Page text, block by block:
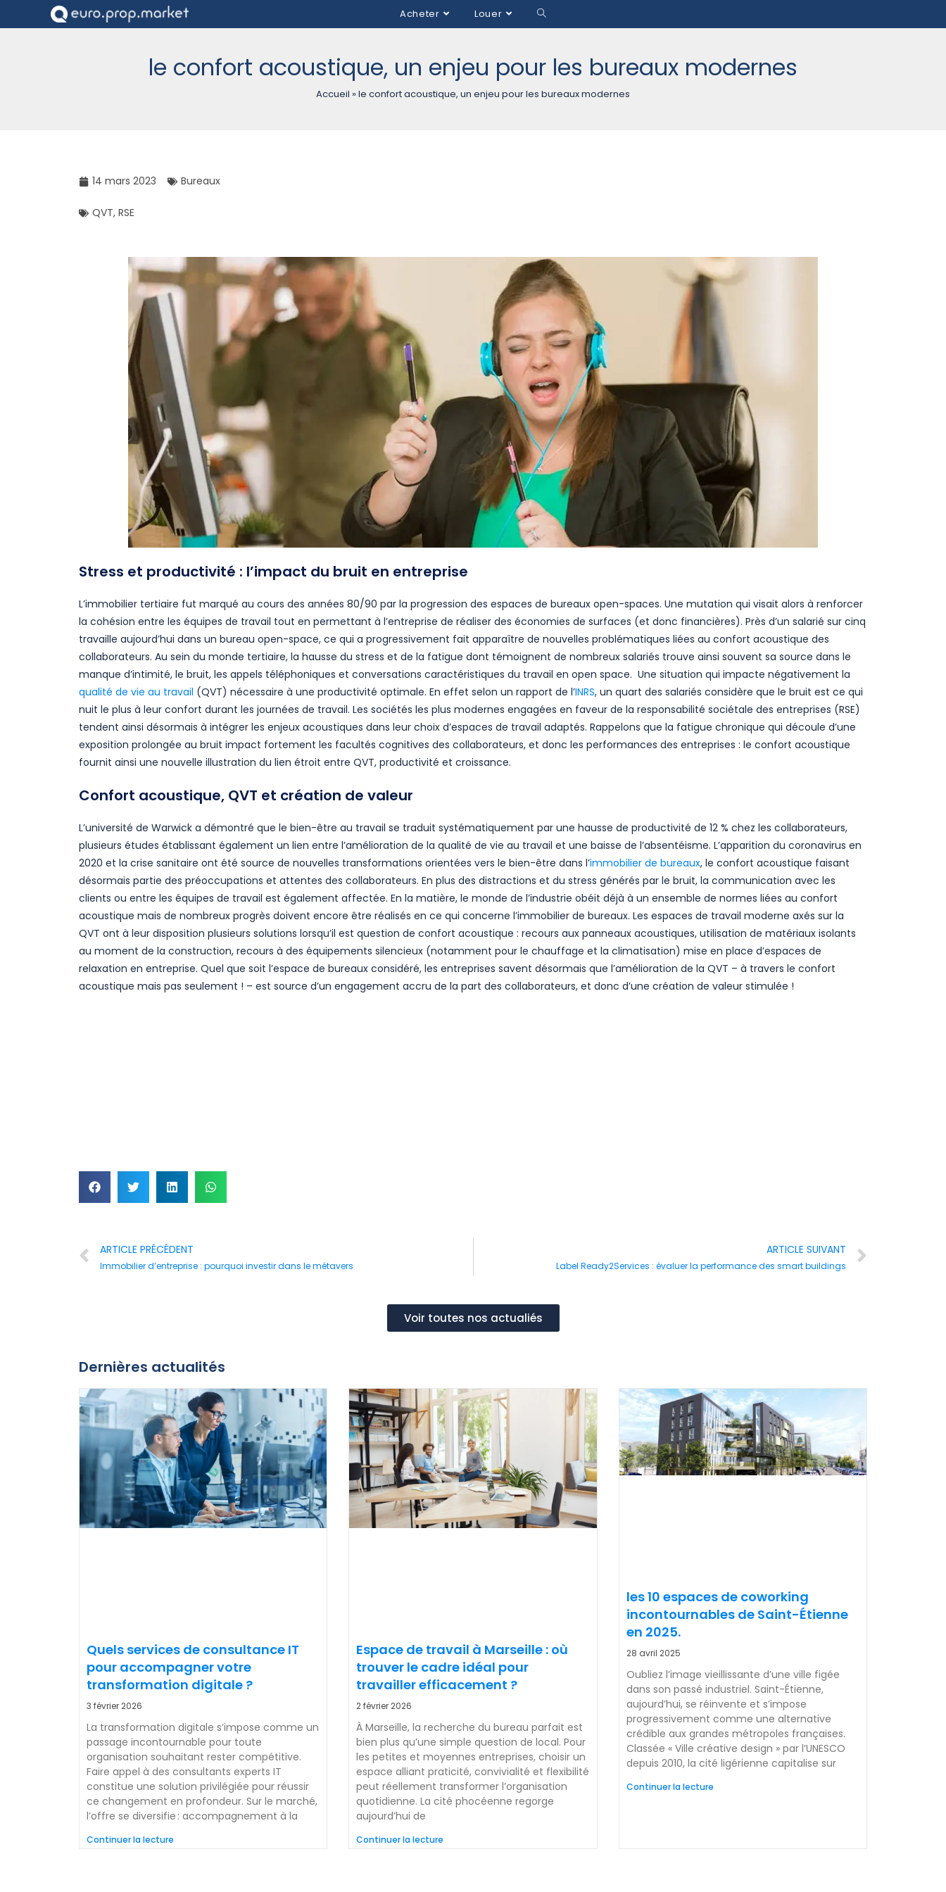
Acheter Louer
le confort acoustique, un enjeu pour les bureaux modernes
Accueil »le confort acoustique, un enjeu pour les bureaux modernes
14 mars 2023 Bureaux
QVT, RSE
Stress et productivité : l’impact du bruit en entreprise
L’immobilier tertiaire fut marqué au cours des années 80/90 par la progression des espaces de bureaux open-spaces. Une mutation qui visait alors à renforcer
la cohésion entre les équipes de travail tout en permettant à l’entreprise de réaliser des économies de surfaces (et donc financières). Près d’un salarié sur cinq
travaille aujourd’hui dans un bureau open-space, ce qui a progressivement fait apparaître de nouvelles problématiques liées au confort acoustique des
collaborateurs. Au sein du monde tertiaire, la hausse du stress et de la fatigue dont témoignent de nombreux salariés trouve ainsi souvent sa source dans le
manque d’intimité, le bruit, les appels téléphoniques et conversations caractéristiques du travail en open space. Une situation qui impacte négativement la
qualité de vie au travail (QVT) nécessaire à une productivité optimale. En effet selon un rapport de l’INRS, un quart des salariés considère que le bruit est ce qui
nuit le plus à leur confort durant les journées de travail. Les sociétés les plus modernes engagées en faveur de la responsabilité sociétale des entreprises (RSE)
tendent ainsi désormais à intégrer les enjeux acoustiques dans leur choix d’espaces de travail adaptés. Rappelons que la fatigue chronique qui découle d’une
exposition prolongée au bruit impact fortement les facultés cognitives des collaborateurs, et donc les performances des entreprises : le confort acoustique
fournit ainsi une nouvelle illustration du lien étroit entre QVT, productivité et croissance.
Confort acoustique, QVT et création de valeur
L’université de Warwick a démontré que le bien-être au travail se traduit systématiquement par une hausse de productivité de 12 % chez les collaborateurs,
plusieurs études établissant également un lien entre l’amélioration de la qualité de vie au travail et une baisse de l’absentéisme. L’apparition du coronavirus en
2020 et la crise sanitaire ont été source de nouvelles transformations orientées vers le bien-être dans l’immobilier de bureaux, le confort acoustique faisant
désormais partie des préoccupations et attentes des collaborateurs. En plus des distractions et du stress générés par le bruit, la communication avec les
clients ou entre les équipes de travail est également affectée. En la matière, le monde de l’industrie obéit déjà à un ensemble de normes liées au confort
acoustique mais de nombreux progrès doivent encore être réalisés en ce qui concerne l’immobilier de bureaux. Les espaces de travail moderne axés sur la
QVT ont à leur disposition plusieurs solutions lorsqu’il est question de confort acoustique : recours aux panneaux acoustiques, utilisation de matériaux isolants
au moment de la construction, recours à des équipements silencieux (notamment pour le chauffage et la climatisation) mise en place d’espaces de
relaxation en entreprise. Quel que soit l’espace de bureaux considéré, les entreprises savent désormais que l’amélioration de la QVT – à travers le confort
acoustique mais pas seulement ! – est source d’un engagement accru de la part des collaborateurs, et donc d’une création de valeur stimulée !
ARTICLE PRÉCÉDENT
Immobilier d’entreprise : pourquoi investir dans le métavers
ARTICLE SUIVANT
Label Ready2Services : évaluer la performance des smart buildings
Voir toutes nos actualiés
Dernières actualités
Quels services de consultance IT
pour accompagner votre
transformation digitale ?
3 février 2026
La transformation digitale s’impose comme un
passage incontournable pour toute
organisation souhaitant rester compétitive.
Faire appel à des consultants experts IT
constitue une solution privilégiée pour réussir
ce changement en profondeur. Sur le marché,
l’offre se diversifie : accompagnement à la
Continuer la lecture
Espace de travail à Marseille : où
trouver le cadre idéal pour
travailler efficacement ?
2 février 2026
À Marseille, la recherche du bureau parfait est
bien plus qu’une simple question de local. Pour
les petites et moyennes entreprises, choisir un
espace alliant praticité, convivialité et flexibilité
peut réellement transformer l’organisation
quotidienne. La cité phocéenne regorge
aujourd’hui de
Continuer la lecture
les 10 espaces de coworking
incontournables de Saint-Étienne
en 2025.
28 avril 2025
Oubliez l’image vieillissante d’une ville figée
dans son passé industriel. Saint-Étienne,
aujourd’hui, se réinvente et s’impose
progressivement comme une alternative
crédible aux grandes métropoles françaises.
Classée « Ville créative design » par l’UNESCO
depuis 2010, la cité ligérienne capitalise sur
Continuer la lecture